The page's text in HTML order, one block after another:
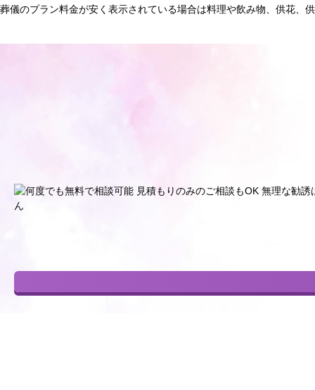
葬儀のプラン料金が安く表示されている場合は料理や飲み物、供花、